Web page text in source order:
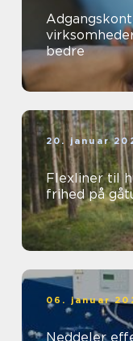
bedre
20. januar
Flexliner til
frihed på
06. januar
Neddeler effektiv håndtering af affald og